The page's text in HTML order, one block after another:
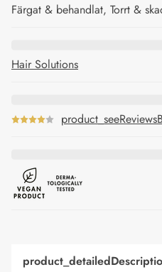
Färgat & behandlat, Torrt &
Hair Solutions